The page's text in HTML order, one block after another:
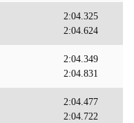
2:04.325
2:04.624
2:04.349
2:04.831
2:04.477
2:04.722